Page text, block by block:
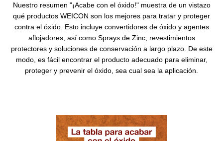
Nuestro resumen "¡Acabe con el óxido!" muestra de un vistazo
qué productos WEICON son los mejores para tratar y proteger
contra el óxido. Esto incluye convertidores de óxido y agentes
aflojadores, así como Sprays de Zinc, revestimientos
protectores y soluciones de conservación a largo plazo. De este
modo, es fácil encontrar el producto adecuado para eliminar,
proteger y prevenir el óxido, sea cual sea la aplicación.